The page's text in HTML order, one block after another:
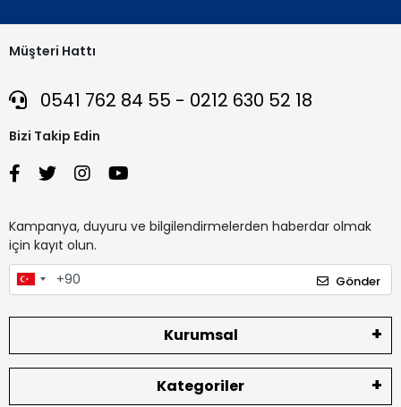
Müşteri Hattı
0541 762 84 55 - 0212 630 52 18
Bizi Takip Edin
Kampanya, duyuru ve bilgilendirmelerden haberdar olmak
için kayıt olun.
Gönder
Kurumsal
Kategoriler